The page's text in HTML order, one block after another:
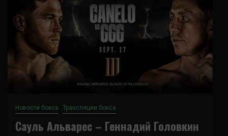
Новости бокса Трансляции бокса
Сауль Альварес – Геннадий Головкин